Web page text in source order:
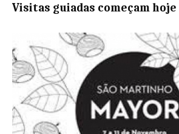
Visitas guiadas começam hoje